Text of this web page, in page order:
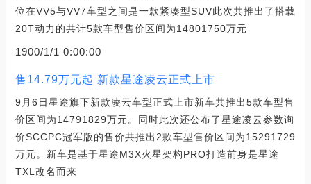
位在VV5与VV7车型之间是一款紧凑型SUV此次共推出了搭载
20T动力的共计5款车型售价区间为14801750万元
1900/1/1 0:00:00
售14.79万元起 新款星途凌云正式上市
9月6日星途旗下新款凌云车型正式上市新车共推出5款车型售
价区间为14791829万元。同时此次还公布了星途凌云参数询
价SCCPC冠军版的售价共推出2款车型售价区间为15291729
万元。新车是基于星途M3X火星架构PRO打造前身是星途
TXL改名而来